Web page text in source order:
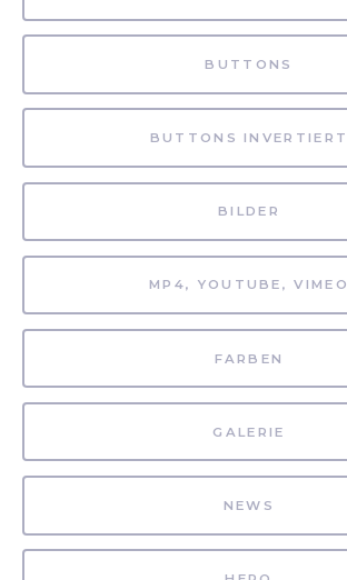
BUTTONS
BUTTONS INVERTIERT
BILDER
MP4, YOUTUBE, VIMEO
FARBEN
GALERIE
NEWS